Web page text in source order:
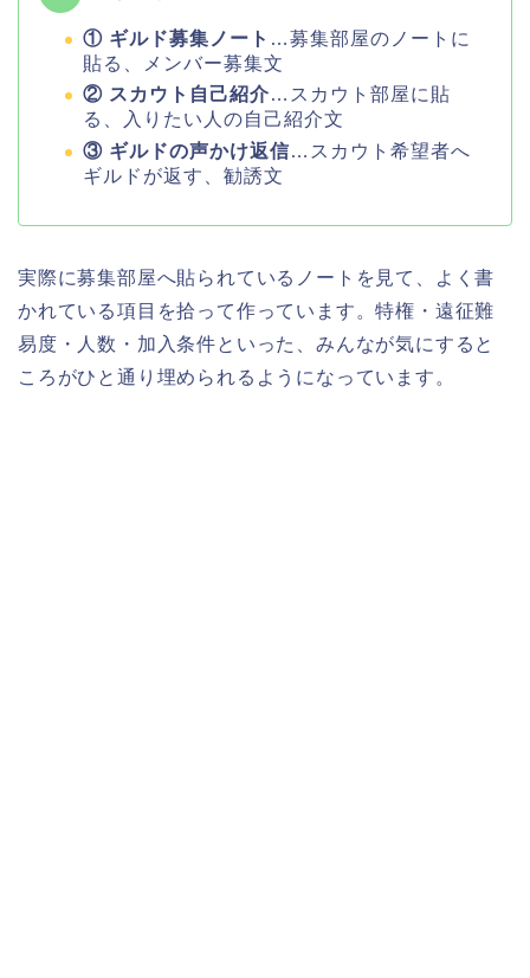
① ギルド募集ノート …募集部屋のノートに
貼る、メンバー募集文
② スカウト自己紹介…スカウト部屋に貼
る、入りたい人の自己紹介文
③ ギルドの声かけ返信…スカウト希望者へ
ギルドが返す、勧誘文
実際に募集部屋へ貼られているノートを見て、よく書
かれている項目を拾って作っています。特権・遠征難
易度・人数・加入条件といった、みんなが気にすると
ころがひと通り埋められるようになっています。